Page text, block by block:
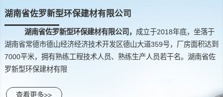
湖南省佐罗新型环保建材有限公司
湖南省佐罗新型环保建材有限公司， 成立于2018年底，坐落于
湖南省常德市德山经济经济技术开发区德山大道359号，厂房面积达到
7000平米，拥有熟练工程技术人员、熟练生产人员若干名。湖南省佐
罗新型环保建材有限
查看更多>>